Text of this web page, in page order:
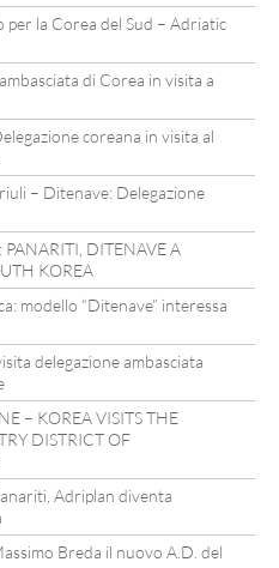
per la Corea del Sud – Adriatic
di Corea in visita a
coreana in visita al
– Ditenave: Delegazione
PANARITI, DITENAVE A
KOREA
modello “Ditenave” interessa
delegazione ambasciata
– KOREA VISITS THE
DISTRICT OF
Adriplan diventa
Breda il nuovo A.D. del